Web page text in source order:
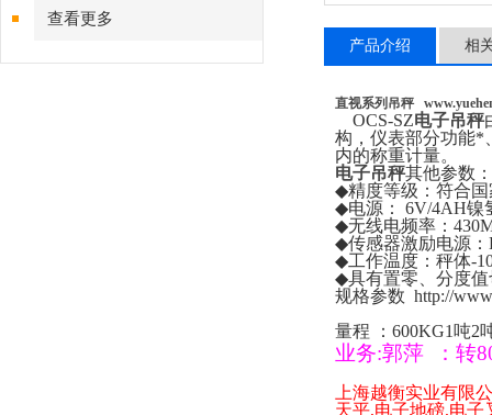
查看更多
产品介绍 相
直视系列吊秤
OCS-SZ电子吊秤
构，仪表部分功能*
内的称重计量。
电子吊秤其他参数：
◆精度等级：符合
◆电源： 6V/4AH镍
◆无线电频率：
◆传感器激励电源：
◆工作温度：秤体-
◆具有置零、分度
规格参数 http://
量程
： 600KG1 吨2
业务:郭萍 ： 转
上海越衡实业有限
天平,电子地磅,电子